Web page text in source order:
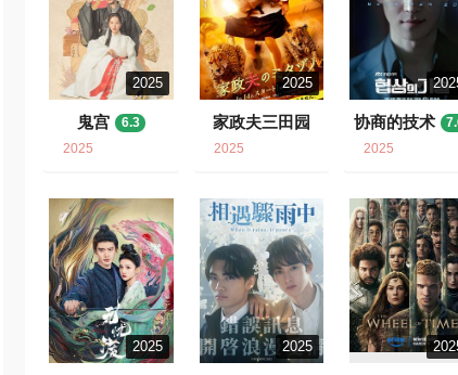
2025
鬼宫
6.3
2025
2025
家政夫三田园
7
2025
协商的技术
2025
2025 2025